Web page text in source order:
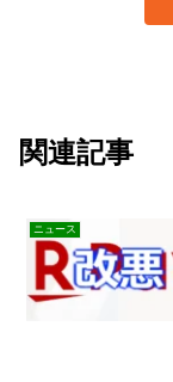
関連記事
ニュース